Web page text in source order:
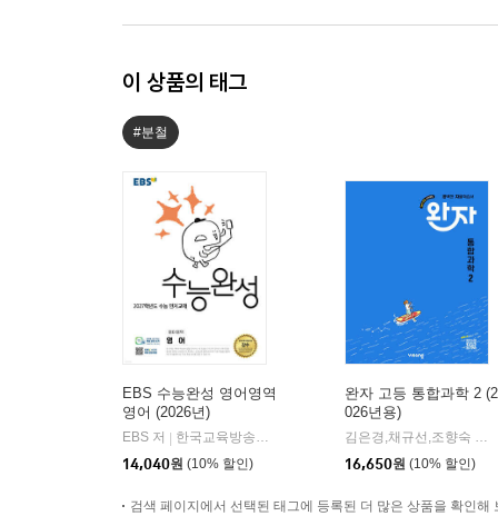
이 상품의 태그
#분철
EBS 수능완성 영어영역
영어 (2026년)
EBS 저
한국교육방송공사
14,040원 (10% 할인)
완자 고등 통합과학 2 (2
026년용)
김은경,채규선,조향숙 등저
16,650원 (10% 할인)
검색 페이지에서 선택된 태그에 등록된 더 많은 상품을 확인해